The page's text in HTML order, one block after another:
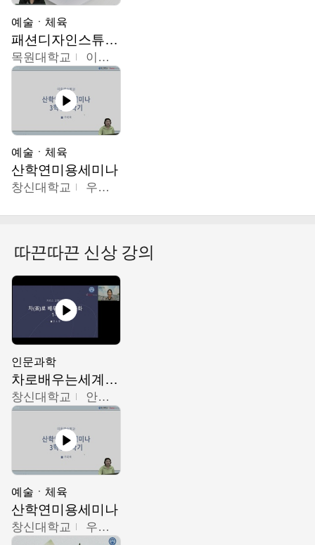
예술ㆍ체육
패션디자인스튜디오
목원대학교 이건희
예술ㆍ체육
산학연미용세미나
창신대학교 우미옥,오윤경,박선이
따끈따끈 신상 강의
인문과학
차로배우는세계문화
창신대학교 안소영
예술ㆍ체육
산학연미용세미나
창신대학교 우미옥,오윤경,박선이